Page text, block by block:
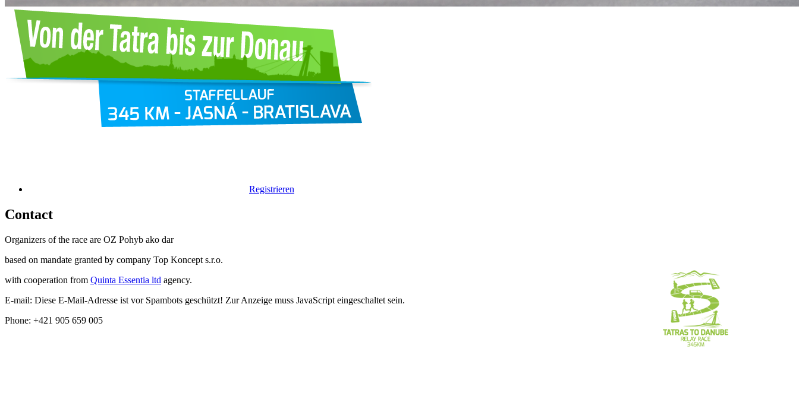
Registrieren
Contact
Organizers of the race are OZ Pohyb ako dar
based on mandate granted by company Top Koncept s.r.o.
with cooperation from Quinta Essentia ltd agency.
E-mail: Diese E-Mail-Adresse ist vor Spambots geschützt! Zur Anzeige muss JavaScript eingeschaltet sein.
Phone: +421 905 659 005